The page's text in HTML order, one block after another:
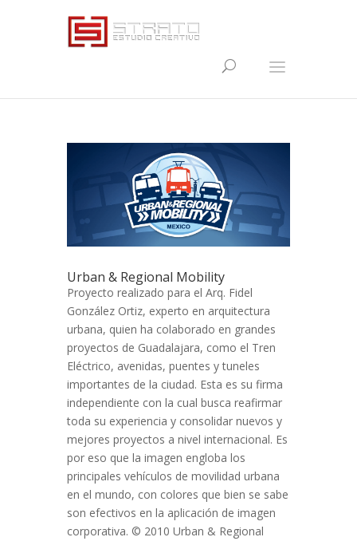
Urban & Regional Mobility
Proyecto realizado para el Arq. Fidel
González Ortiz, experto en arquitectura
urbana, quien ha colaborado en grandes
proyectos de Guadalajara, como el Tren
Eléctrico, avenidas, puentes y tuneles
importantes de la ciudad. Esta es su firma
independiente con la cual busca reafirmar
toda su experiencia y consolidar nuevos y
mejores proyectos a nivel internacional. Es
por eso que la imagen engloba los
principales vehículos de movilidad urbana
en el mundo, con colores que bien se sabe
son efectivos en la aplicación de imagen
corporativa. © 2010 Urban & Regional